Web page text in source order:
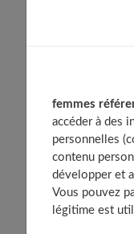
2.
4.
5.
6.
7.
8.
femmes
accéder à des
personnelles
contenu
développer et
Vous pouvez
légitime est